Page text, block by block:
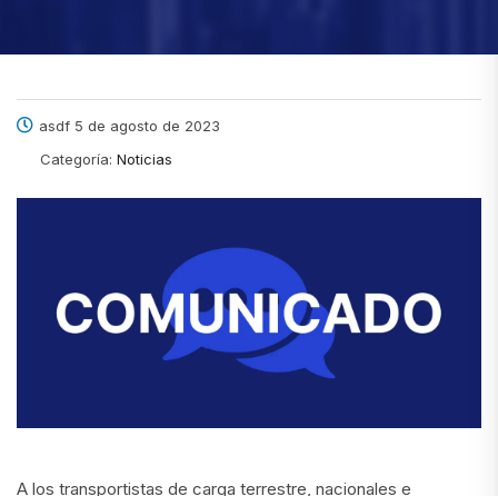
asdf 5 de agosto de 2023
Categoría: Noticias
A los transportistas de carga terrestre, nacionales e